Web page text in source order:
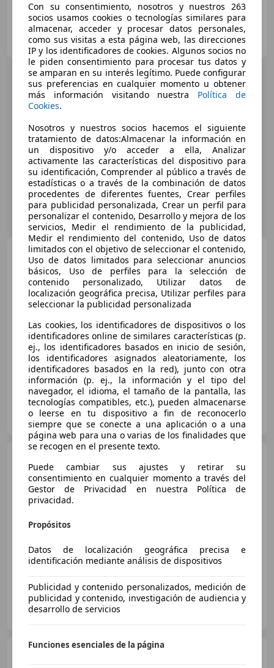
Los Alcazares Car & Caravan Repair
ES-30710 LOS ALCAZARES
BMW X5 xDrive50i MSport-
Aut.
€ 26.000
Precio justo
01/2014 187.000 km Gasolina 330 kW (449 CV)
Particular
ES-28007 Madrid
08/2021 42.838 km Diésel 140 kW (190 CV)
CLICARS ALICANTE
ES-46470 Massanassa
BMW X2
Con su consentimiento, nosotros y nuestros 263
socios usamos cookies o tecnologías similares para
almacenar, acceder y procesar datos personales,
como sus visitas a esta página web, las direcciones
IP y los identificadores de cookies. Algunos socios no
le piden consentimiento para procesar tus datos y
se amparan en su interés legítimo. Puede configurar
sus preferencias en cualquier momento u obtener
más información visitando nuestra Política de
Cookies.
Nosotros y nuestros socios hacemos el siguiente
tratamiento de datos:Almacenar la información en
un dispositivo y/o acceder a ella, Analizar
activamente las características del dispositivo para
su identificación, Comprender al público a través de
estadísticas o a través de la combinación de datos
procedentes de diferentes fuentes, Crear perfiles
para publicidad personalizada, Crear un perfil para
personalizar el contenido, Desarrollo y mejora de los
servicios, Medir el rendimiento de la publicidad,
Medir el rendimiento del contenido, Uso de datos
limitados con el objetivo de seleccionar el contenido,
Uso de datos limitados para seleccionar anuncios
básicos, Uso de perfiles para la selección de
contenido personalizado, Utilizar datos de
localización geográfica precisa, Utilizar perfiles para
seleccionar la publicidad personalizada
Las cookies, los identificadores de dispositivos o los
identificadores online de similares características (p.
ej., los identificadores basados en inicio de sesión,
los identificadores asignados aleatoriamente, los
identificadores basados en la red), junto con otra
información (p. ej., la información y el tipo del
navegador, el idioma, el tamaño de la pantalla, las
tecnologías compatibles, etc.), pueden almacenarse
o leerse en tu dispositivo a fin de reconocerlo
siempre que se conecte a una aplicación o a una
página web para una o varias de los finalidades que
se recogen en el presente texto.
Puede cambiar sus ajustes y retirar su
consentimiento en cualquier momento a través del
Gestor de Privacidad en nuestra Política de
privacidad.
Propósitos
Datos de localización geográfica precisa e
identificación mediante análisis de dispositivos
Publicidad y contenido personalizados, medición de
publicidad y contenido, investigación de audiencia y
desarrollo de servicios
Funciones esenciales de la página